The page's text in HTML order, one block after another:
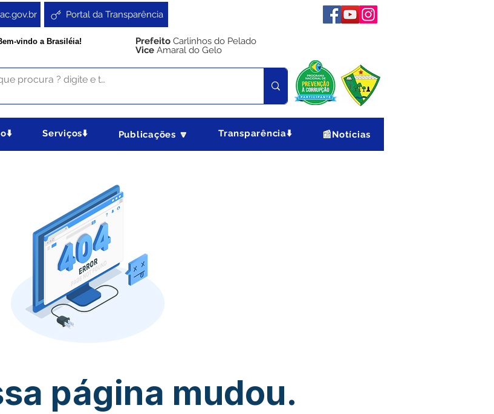
Portal da Transparência
vindo a Brasiléia! Prefeito Carlinhos do Pelado
Vice Amaral do Gelo
Serviços⬇️ Publicações 🔽 Transparência⬇️ 📰Notícias
página mudou.